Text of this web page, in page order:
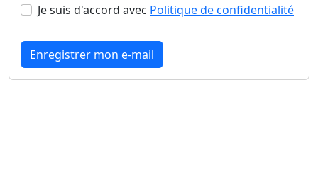
Je suis d'accord avec Politique de confidentialité
Enregistrer mon e-mail